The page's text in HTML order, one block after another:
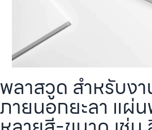
พลาสวูด สำหรับง
ภายนอกยะลา แผ่